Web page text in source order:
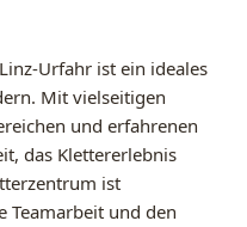
Urfahr ist ein ideales
Mit vielseitigen
und erfahrenen
das Klettererlebnis
ist
und den